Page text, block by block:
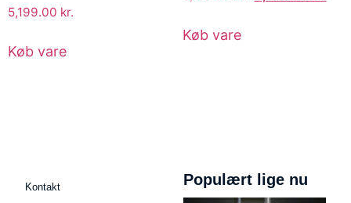
5,199.00 kr.
Køb vare
Køb vare
Kontakt Populært lige nu